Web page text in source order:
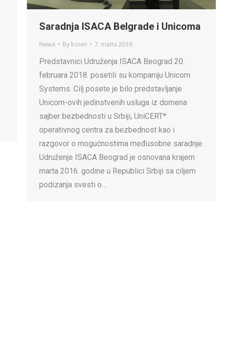
Saradnja ISACA Belgrade i Unicoma
News By koren 7. marta 2018.
Predstavnici Udruženja ISACA Beograd 20.
februara 2018. posetili su kompaniju Unicom
Systems. Cilj posete je bilo predstavljanje
Unicom-ovih jedinstvenih usluga iz domena
sajber bezbednosti u Srbiji, UniCERT*
operativnog centra za bezbednost kao i
razgovor o mogućnostima međusobne saradnje.
Udruženje ISACA Beograd je osnovana krajem
marta 2016. godine u Republici Srbiji sa ciljem
podizanja svesti o…